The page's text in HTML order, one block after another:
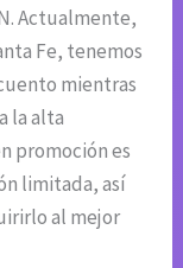
Actualmente,
Fe, tenemos
mientras
la alta
promoción es
limitada, así
al mejor